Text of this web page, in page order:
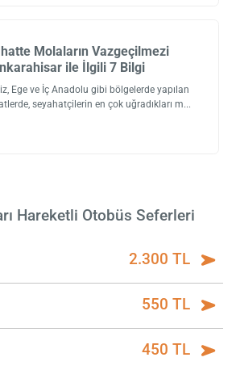
Molaların Vazgeçilmezi
ile İlgili 7 Bilgi
Ege ve İç Anadolu gibi bölgelerde yapılan
seyahatçilerin en çok uğradıkları m
Hareketli Otobüs Seferleri
2.300 TL
550 TL
450 TL